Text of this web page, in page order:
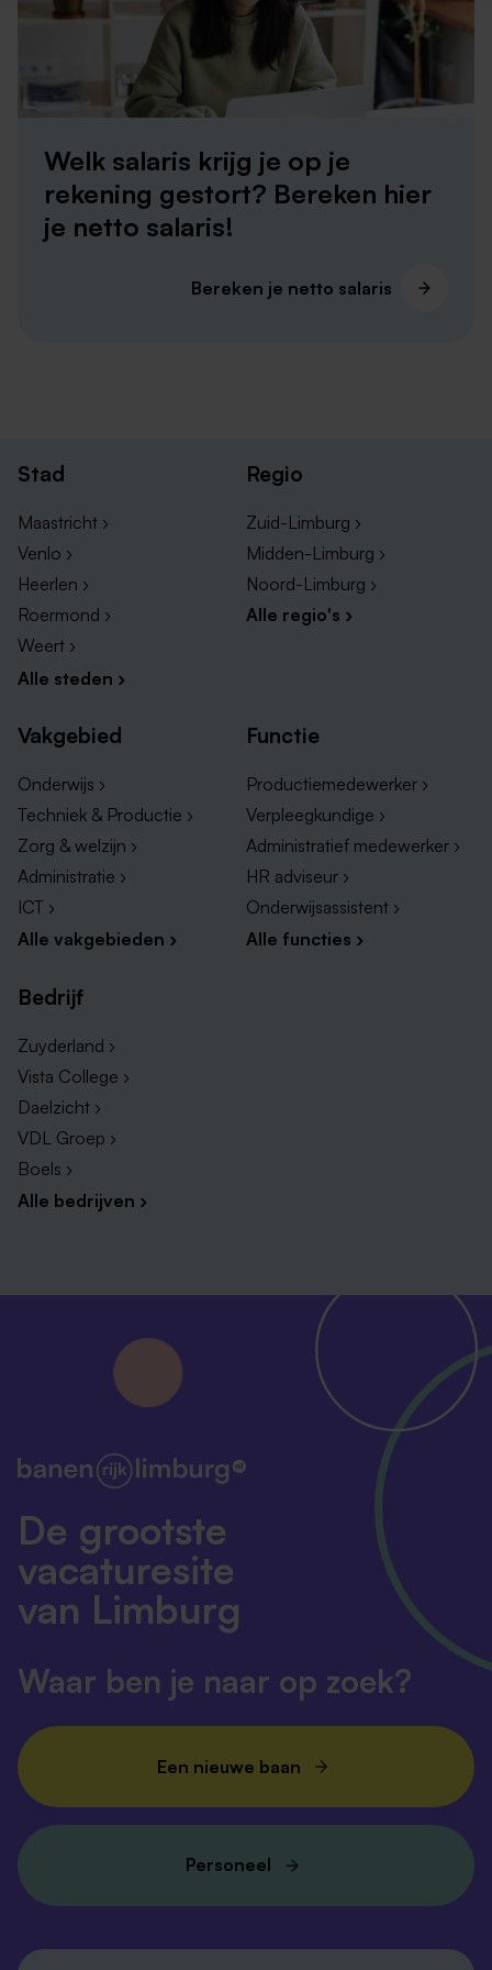
Vacatures bij FedEx
Orderpicker vacatures Venlo
Orderpicker vacatures Venray
Kun je op dit moment niet de perfecte orderpicker
bruisende stad als Maastricht zijn er nog veel meer
interessante banen beschikbaar. Denk hierbij aan
functies zoals bezorger of koerier naar ook functies
die niet onder de logistiek vallen. Hieronder hebben
we enkele andere geschikte opties voor jou op een
Bezorger vacatures Maastricht
Productiemedewerker Maastricht
Chauffeur vacatures Maastricht
Koerier vacatures Maastricht
Vacatures bouw Maastricht
Welk salaris krijg je op je
rekening gestort? Bereken hier
je netto salaris!
Bereken je netto salaris
Stad
Maastricht ›
Venlo ›
Heerlen ›
Roermond ›
Weert ›
Alle steden ›
Regio
Zuid-Limburg ›
Midden-Limburg ›
Noord-Limburg ›
Alle regio's ›
Vakgebied
Onderwijs ›
Techniek & Productie ›
Zorg & welzijn ›
Administratie ›
ICT ›
Alle vakgebieden ›
Functie
Productiemedewerker ›
Verpleegkundige ›
Administratief medewerker ›
HR adviseur ›
Onderwijsassistent ›
Alle functies ›
Bedrijf
Zuyderland ›
Vista College ›
Daelzicht ›
VDL Groep ›
Boels ›
Alle bedrijven ›
De grootste
vacaturesite
van Limburg
Waar ben je naar op zoek?
Een nieuwe baan
Personeel